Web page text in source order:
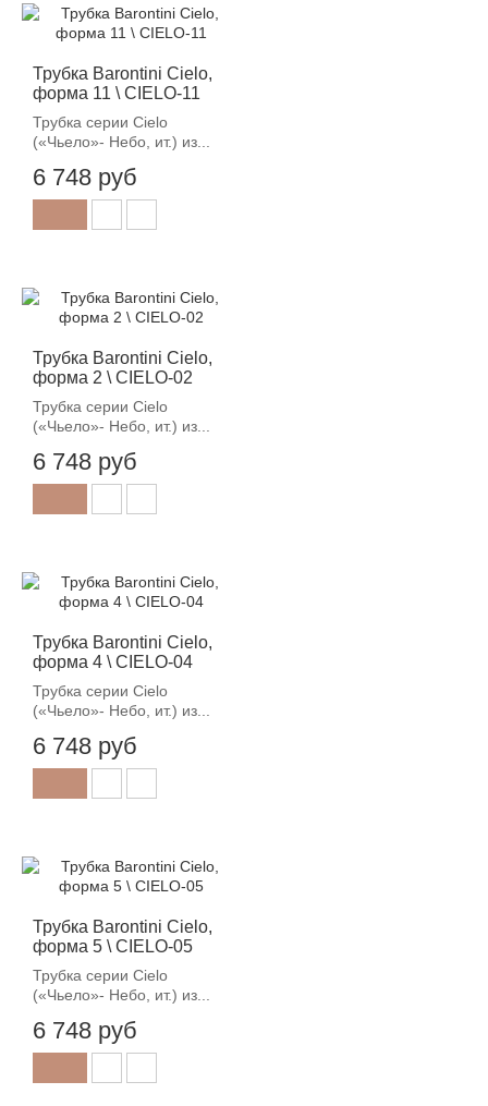
Трубка Barontini Cielo,
форма 11 \ CIELO-11
Трубка серии Cielo
(«Чьело»- Небо, ит.) из...
6 748 руб
Трубка Barontini Cielo,
форма 2 \ CIELO-02
Трубка серии Cielo
(«Чьело»- Небо, ит.) из...
6 748 руб
Трубка Barontini Cielo,
форма 4 \ CIELO-04
Трубка серии Cielo
(«Чьело»- Небо, ит.) из...
6 748 руб
Трубка Barontini Cielo,
форма 5 \ CIELO-05
Трубка серии Cielo
(«Чьело»- Небо, ит.) из...
6 748 руб